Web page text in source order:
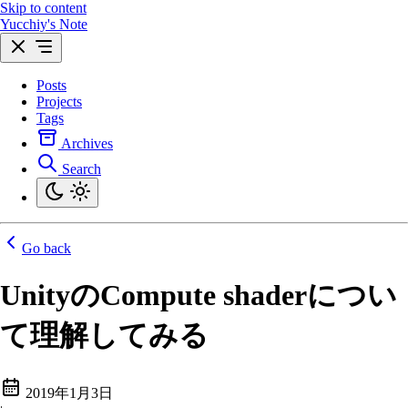
Skip to content
Yucchiy's Note
Posts
Projects
Tags
Archives
Search
Go back
UnityのCompute shaderについ
て理解してみる
2019年1月3日